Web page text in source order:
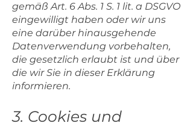
gemäß Art. 6 Abs. 1 S. 1 lit. a DSGVO
eingewilligt haben oder wir uns
eine darüber hinausgehende
Datenverwendung vorbehalten,
die gesetzlich erlaubt ist und über
die wir Sie in dieser Erklärung
informieren.
3. Cookies und